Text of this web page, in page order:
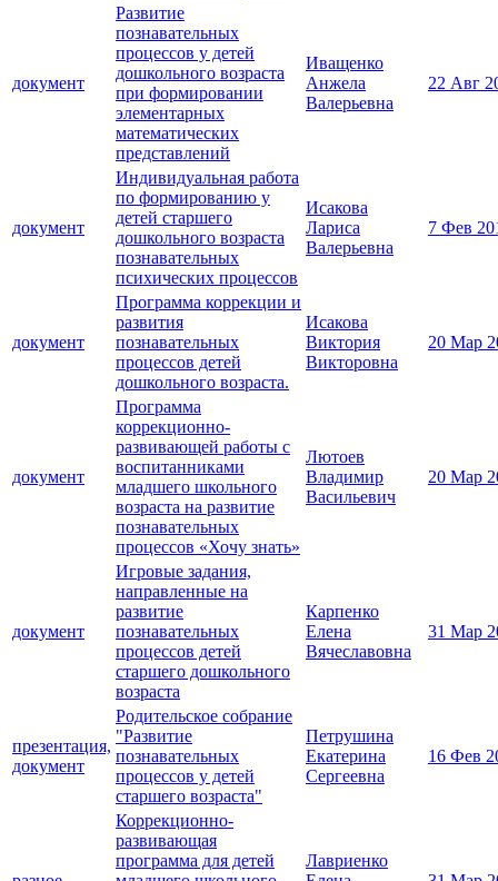
документ
Развитие
познавательных
процессов у детей
дошкольного возраста
при формировании
элементарных
математических
представлений
Иващенко
Анжела
Валерьевна
22 Авг
документ
Индивидуальная работа
по формированию у
детей старшего
дошкольного возраста
познавательных
психических процессов
Исакова
Лариса
Валерьевна
7 Фев
документ
Программа коррекции и
развития
познавательных
процессов детей
дошкольного возраста.
Исакова
Виктория
Викторовна
20 Мар
документ
Программа
коррекционно-
развивающей работы c
воспитанниками
младшего школьного
возраста на развитие
познавательных
процессов «Хочу знать»
Лютоев
Владимир
Васильевич
20 Мар
документ
Игровые задания,
направленные на
развитие
познавательных
процессов детей
старшего дошкольного
возраста
Карпенко
Елена
Вячеславовна
31 Мар
презентация,
документ
Родительское собрание
"Развитие
познавательных
процессов у детей
старшего возраста"
Петрушина
Екатерина
Сергеевна
16 Фев
Коррекционно-
развивающая
программа для детей
Лавриенко